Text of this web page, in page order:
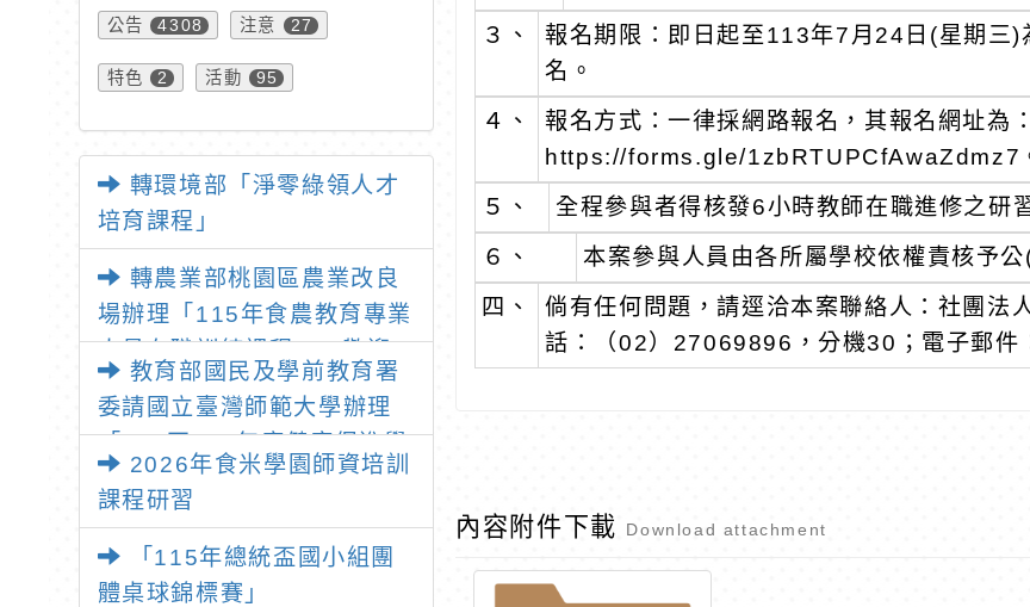
公告 4308 注意 27
特色 2 活動 95
轉環境部「淨零綠領人才
培育課程」
轉農業部桃園區農業改良
場辦理「115年食農教育專業
人員在職訓練課程」，歡迎
已取得食農教育專業人員資
格者報名參加
教育部國民及學前教育署
委請國立臺灣師範大學辦理
「114至115年度健康促進學
校輔導計畫師資專業成長研
習」，請教師踴躍報名參加
2026年食米學園師資培訓
課程研習
「115年總統盃國小組團
體桌球錦標賽」
３、
報名期限：即日起至113年7月24日(星期三
名。
４、
報名方式：一律採網路報名，其報名網址為：
https://forms.gle/1zbRTUPCfAwaZdmz7
５、
全程參與者得核發6小時教師在職進修之研
６、
本案參與人員由各所屬學校依權責核予公
四、
倘有任何問題，請逕洽本案聯絡人：社團法
話：（02）27069896，分機30；電子郵
內容附件下載 Download attachment